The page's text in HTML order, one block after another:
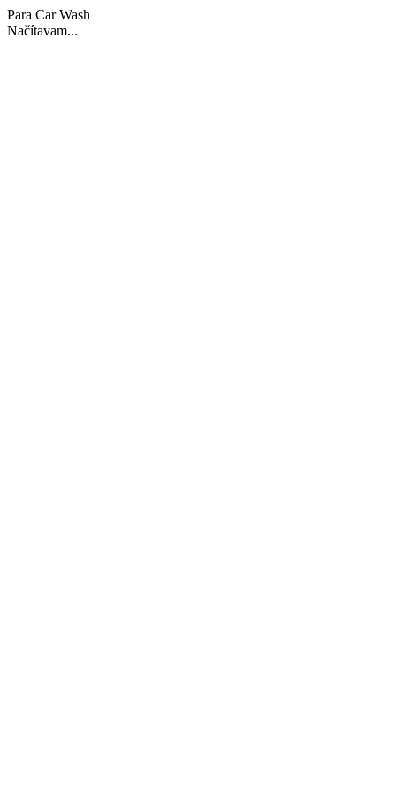
Para Car Wash
Načítavam...